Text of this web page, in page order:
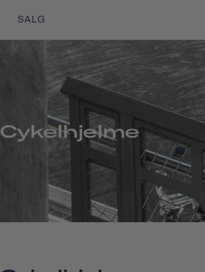
SALG
Cykelhjelme